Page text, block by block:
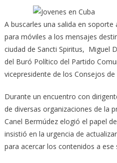
A buscarles una salida en soporte
para móviles a los mensajes
ciudad de Sancti Spiritus, Miguel
del Buró Político del Partido
vicepresidente de los Consejos
Durante un encuentro con
de diversas organizaciones de la
Canel Bermúdez elogió el papel
insistió en la urgencia de
para acercar los contenidos a ese